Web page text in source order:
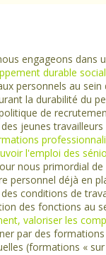
engageons dans
durable social
personnels au sein
la durabilité du
de
des jeunes
l'emploi des
nous primordial
personnel déjà en
conditions de
des fonctions au
valoriser les
par des
(formations «